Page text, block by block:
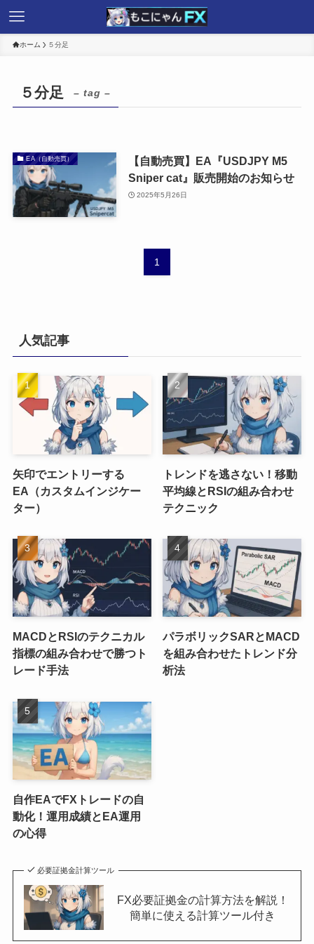
ホーム ５分足
５分足 – tag –
EA（自動売買）
【自動売買】EA『USDJPY M5
Sniper cat』販売開始のお知らせ
2025年5月26日
1
人気記事
矢印でエントリーする
EA（カスタムインジケー
ター）
トレンドを逃さない！移動
平均線とRSIの組み合わせ
テクニック
MACDとRSIのテクニカル
指標の組み合わせで勝つト
レード手法
パラボリックSARとMACD
を組み合わせたトレンド分
析法
自作EAでFXトレードの自
動化！運用成績とEA運用
の心得
必要証拠金計算ツール
FX必要証拠金の計算方法を解説！
簡単に使える計算ツール付き